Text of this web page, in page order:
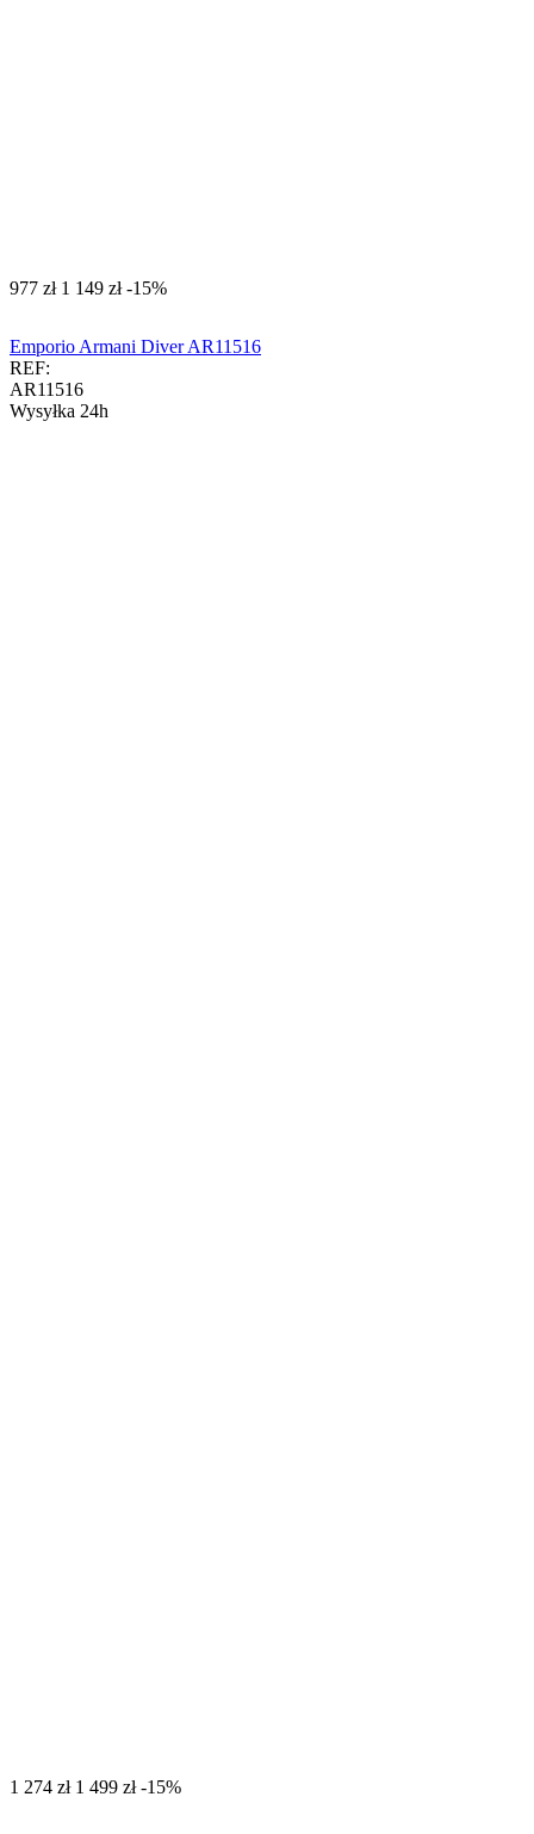
‍977‍ zł ‍1 149‍ zł -15%
Emporio Armani Diver AR11516
REF:
AR11516
Wysyłka 24h
‍1 274‍ zł ‍1 499‍ zł -15%